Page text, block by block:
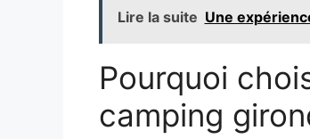
Lire la suite Une
Pourquoi
camping